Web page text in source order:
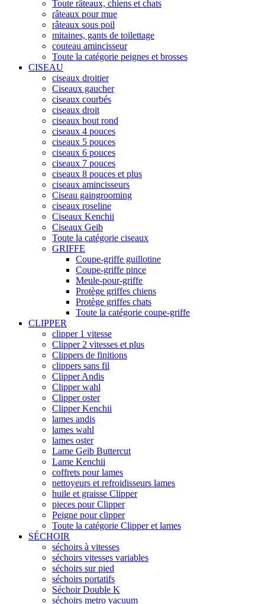
Toute râteaux, chiens et chats
râteaux pour mue
râteaux sous poil
mitaines, gants de toilettage
couteau amincisseur
Toute la catégorie peignes et brosses
CISEAU
ciseaux droitier
Ciseaux gaucher
ciseaux courbés
ciseaux droit
ciseaux bout rond
ciseaux 4 pouces
ciseaux 5 pouces
ciseaux 6 pouces
ciseaux 7 pouces
ciseaux 8 pouces et plus
ciseaux amincisseurs
Ciseau gaingrooming
ciseaux roseline
Ciseaux Kenchii
Ciseaux Geib
Toute la catégorie ciseaux
GRIFFE
Coupe-griffe guillotine
Coupe-griffe pince
Meule-pour-griffe
Protège griffes chiens
Protège griffes chats
Toute la catégorie coupe-griffe
CLIPPER
clipper 1 vitesse
Clipper 2 vitesses et plus
Clippers de finitions
clippers sans fil
Clipper Andis
Clipper wahl
Clipper oster
Clipper Kenchii
lames andis
lames wahl
lames oster
Lame Geib Buttercut
Lame Kenchii
coffrets pour lames
nettoyeurs et refroidisseurs lames
huile et graisse Clipper
pieces pour Clipper
Peigne pour clipper
Toute la catégorie Clipper et lames
SÉCHOIR
séchoirs à vitesses
séchoirs vitesses variables
séchoirs sur pied
séchoirs portatifs
Séchoir Double K
séchoirs metro vacuum